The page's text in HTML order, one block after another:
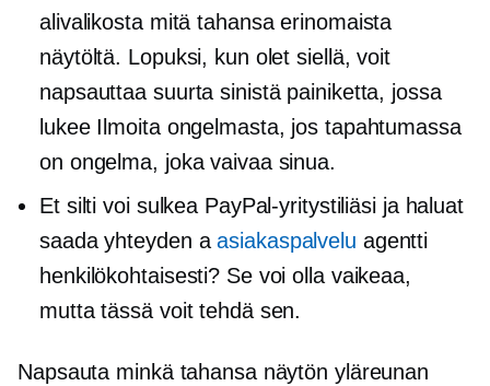
alivalikosta mitä tahansa erinomaista
näytöltä. Lopuksi, kun olet siellä, voit
napsauttaa suurta sinistä painiketta, jossa
lukee Ilmoita ongelmasta, jos tapahtumassa
on ongelma, joka vaivaa sinua.
Et silti voi sulkea PayPal-yritystiliäsi ja haluat
saada yhteyden aasiakaspalvelu agentti
henkilökohtaisesti? Se voi olla vaikeaa,
mutta tässä voit tehdä sen.
Napsauta minkä tahansa näytön yläreunan